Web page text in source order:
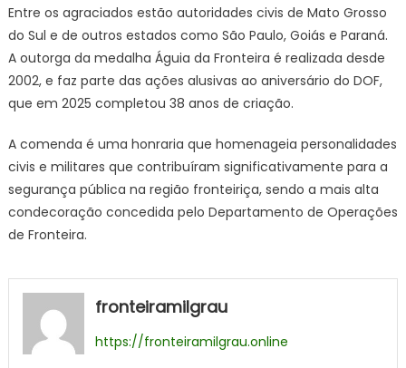
Entre os agraciados estão autoridades civis de Mato Grosso
do Sul e de outros estados como São Paulo, Goiás e Paraná.
A outorga da medalha Águia da Fronteira é realizada desde
2002, e faz parte das ações alusivas ao aniversário do DOF,
que em 2025 completou 38 anos de criação.
A comenda é uma honraria que homenageia personalidades
civis e militares que contribuíram significativamente para a
segurança pública na região fronteiriça, sendo a mais alta
condecoração concedida pelo Departamento de Operações
de Fronteira.
fronteiramilgrau
https://fronteiramilgrau.online